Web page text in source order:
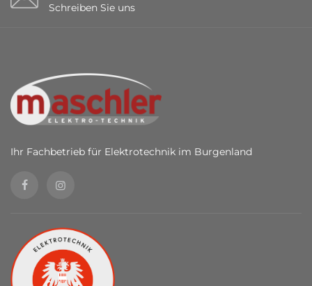
Schreiben Sie uns
Ihr Fachbetrieb für Elektrotechnik im Burgenland